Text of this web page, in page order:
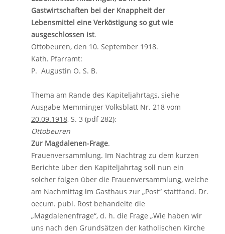
Gastwirtschaften bei der Knappheit der
Lebensmittel eine Verköstigung so gut wie
ausgeschlossen ist.
Ottobeuren, den 10. September 1918.
Kath. Pfarramt:
P. Augustin O. S. B.
Thema am Rande des Kapiteljahrtags, siehe
Ausgabe Memminger Volksblatt Nr. 218 vom
20.09.1918, S. 3 (pdf 282):
Ottobeuren
Zur Magdalenen-Frage.
Frauenversammlung. Im Nachtrag zu dem kurzen
Berichte über den Kapiteljahrtag soll nun ein
solcher folgen über die Frauenversammlung, welche
am Nachmittag im Gasthaus zur „Post“ stattfand. Dr.
oecum. publ. Rost behandelte die
„Magdalenenfrage“, d. h. die Frage „Wie haben wir
uns nach den Grundsätzen der katholischen Kirche